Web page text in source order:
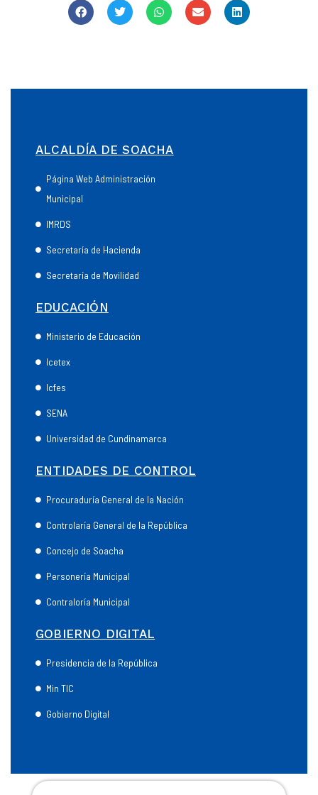
ALCALDÍA DE SOACHA
Página Web Administración
Municipal
IMRDS
Secretaría de Hacienda
Secretaría de Movilidad
EDUCACIÓN
Ministerio de Educación
Icetex
Icfes
SENA
Universidad de Cundinamarca
ENTIDADES DE CONTROL
Procuraduría General de la Nación
Controlaría General de la República
Concejo de Soacha
Personería Municipal
Contraloría Municipal
GOBIERNO DIGITAL
Presidencia de la República
Min TIC
Gobierno Digital